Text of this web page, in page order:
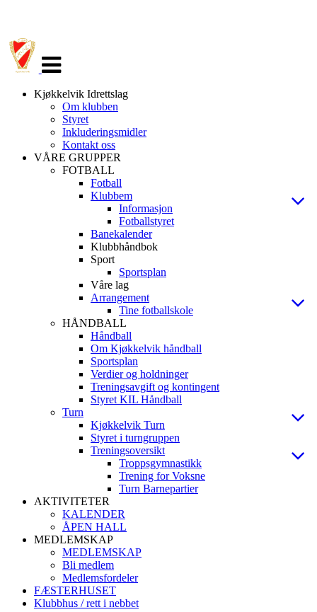
navigasjon
Kjøkkelvik Idrettslag
Om klubben
Styret
Inkluderingsmidler
Kontakt oss
VÅRE GRUPPER
FOTBALL
Fotball
Klubbem
Informasjon
Fotballstyret
Banekalender
Klubbhåndbok
Sport
Sportsplan
Våre lag
Arrangement
Tine fotballskole
HÅNDBALL
Håndball
Om Kjøkkelvik håndball
Sportsplan
Verdier og holdninger
Treningsavgift og kontingent
Styret KIL Håndball
Turn
Kjøkkelvik Turn
Styret i turngruppen
Treningsoversikt
Troppsgymnastikk
Trening for Voksne
Turn Barnepartier
AKTIVITETER
KALENDER
ÅPEN HALL
MEDLEMSKAP
MEDLEMSKAP
Bli medlem
Medlemsfordeler
FÆSTERHUSET
Klubbhus / rett i nebbet